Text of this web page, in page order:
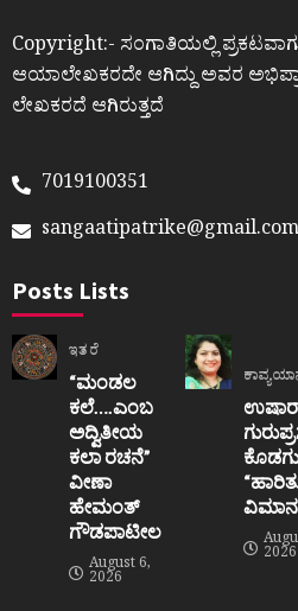
Copyright:- ಸಂಗಾತಿಯಲ್ಲಿ
ಆಯಾಲೇಖಕರದೇ ಆಗಿದ್ದು ಅವರ
ಲೇಖಕರದೆ ಆಗಿರುತ್ತದೆ
7019100351
sangaatipatrike@gmail.com
Posts Lists
ಇತರೆ
“ಮಂಡಲ
ಕಲೆ….ಎಂಬ
ಅದ್ವಿತೀಯ
ಕಲಾ ರಚನೆ”‌
ವೀಣಾ
ಹೇಮಂತ್‌
ಗೌಡಪಾಟೀಲ
August 6,
2026
ಕೊಡಗು
2026